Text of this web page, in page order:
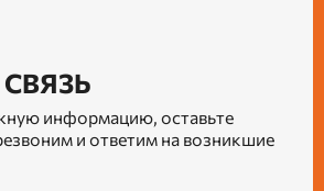
информацию, оставьте
и ответим на возникшие